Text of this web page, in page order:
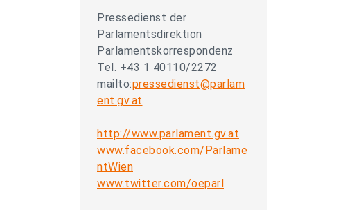
Pressedienst der
Parlamentsdirektion
Parlamentskorrespondenz
Tel. +43 1 40110/2272
mailto:pressedienst@parlam
ent.gv.at
http://www.parlament.gv.at
www.facebook.com/Parlame
ntWien
www.twitter.com/oeparl